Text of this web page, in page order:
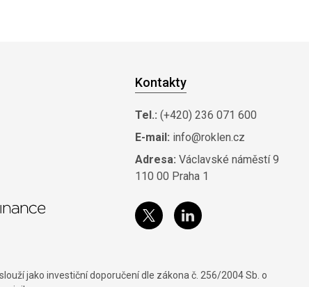
Kontakty
Tel.: (+420) 236 071 600
E-mail: info@roklen.cz
Adresa: Václavské náměstí 9
110 00 Praha 1
jako investiční doporučení dle zákona č. 256/2004 Sb. o